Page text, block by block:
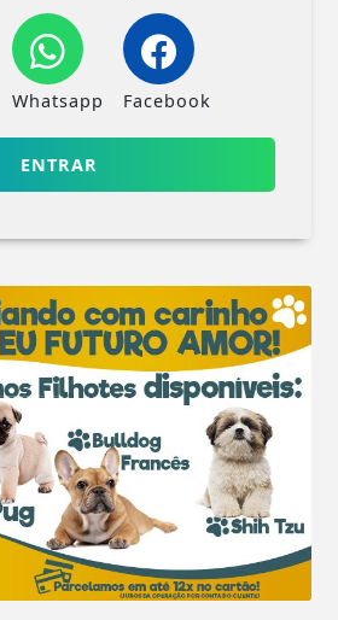
Whatsapp Facebook
ENTRAR